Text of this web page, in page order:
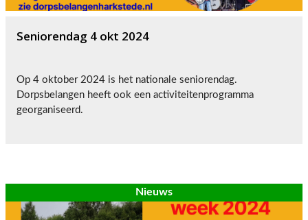
Nieuws
Seniorendag 4 okt 2024
Op 4 oktober 2024 is het nationale seniorendag.
Dorpsbelangen heeft ook een activiteitenprogramma
georganiseerd.